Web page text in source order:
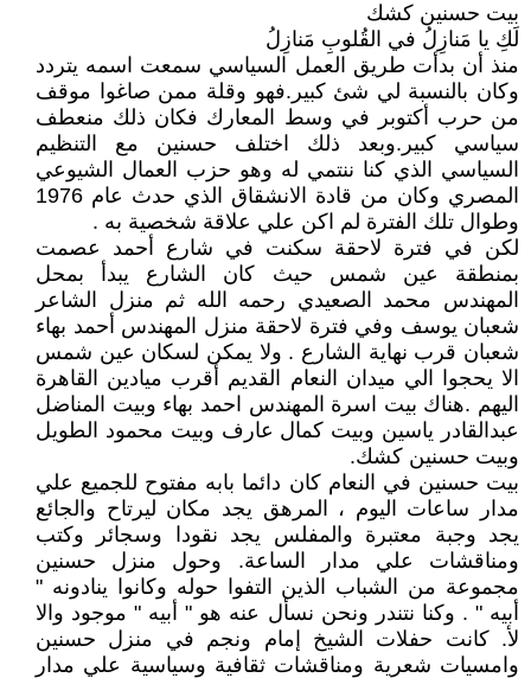
بيت حسنين كشك
لَكِ يا مَنازِلُ في القُلوبِ مَنازِلُ
منذ أن بدأت طريق العمل السياسي سمعت اسمه يتردد
وكان بالنسبة لي شئ كبير.فهو وقلة ممن صاغوا موقف
من حرب أكتوبر في وسط المعارك فكان ذلك منعطف
سياسي كبير.وبعد ذلك اختلف حسنين مع التنظيم
السياسي الذي كنا ننتمي له وهو حزب العمال الشيوعي
المصري وكان من قادة الانشقاق الذي حدث عام 1976
وطوال تلك الفترة لم اكن علي علاقة شخصية به .
لكن في فترة لاحقة سكنت في شارع أحمد عصمت
بمنطقة عين شمس حيث كان الشارع يبدأ بمحل
المهندس محمد الصعيدي رحمه الله ثم منزل الشاعر
شعبان يوسف وفي فترة لاحقة منزل المهندس أحمد بهاء
شعبان قرب نهاية الشارع . ولا يمكن لسكان عين شمس
الا يحجوا الي ميدان النعام القديم أقرب ميادين القاهرة
اليهم .هناك بيت اسرة المهندس احمد بهاء وبيت المناضل
عبدالقادر ياسين وبيت كمال عارف وبيت محمود الطويل
وبيت حسنين كشك.
بيت حسنين في النعام كان دائما بابه مفتوح للجميع علي
مدار ساعات اليوم ، المرهق يجد مكان ليرتاح والجائع
يجد وجبة معتبرة والمفلس يجد نقودا وسجائر وكتب
ومناقشات علي مدار الساعة. وحول منزل حسنين
مجموعة من الشباب الذين التفوا حوله وكانوا ينادونه "
أبيه " . وكنا نتندر ونحن نسأل عنه هو " أبيه " موجود والا
لأ. كانت حفلات الشيخ إمام ونجم في منزل حسنين
وامسيات شعرية ومناقشات ثقافية وسياسية علي مدار